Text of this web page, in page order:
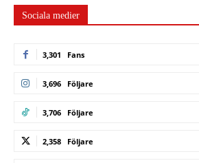
Sociala medier
3,301 Fans
3,696 Följare
3,706 Följare
2,358 Följare